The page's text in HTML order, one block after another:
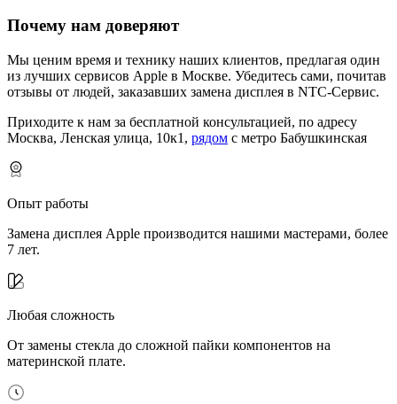
Почему нам доверяют
Мы ценим время и технику наших клиентов, предлагая один
из лучших сервисов Apple в Москве. Убедитесь сами, почитав
отзывы от людей, заказавших замена дисплея в NTC-Сервис.
Приходите к нам за бесплатной консультацией, по адресу
Москва, Ленская улица, 10к1, рядом с метро Бабушкинская
Опыт работы
Замена дисплея Apple производится нашими мастерами, более
7 лет.
Любая сложность
От замены стекла до сложной пайки компонентов на
материнской плате.